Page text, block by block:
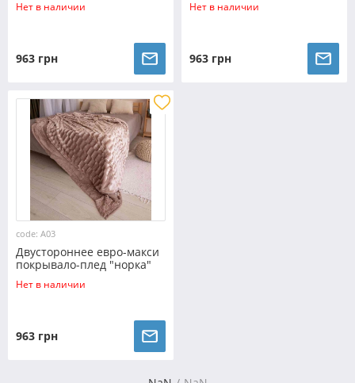
Нет в наличии
963 грн
Нет в наличии
963 грн
code: A03
Двустороннее евро-макси
покрывало-плед "норка"
(230*200) - бежевое
Нет в наличии
963 грн